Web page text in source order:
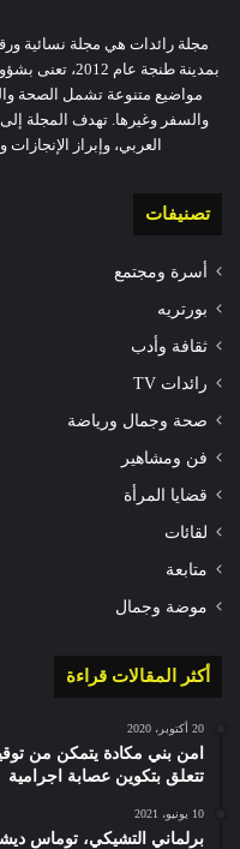
مجلة رائدات هي مجلة نسائية
بمدينة طنجة
مواضيع متنوعة تشمل الصحة
والسفر وغيرها. تهدف المجلة إلى
العربي، وإبراز
تصنيفات
أسرة ومجتمع
بورتريه
ثقافة وأدب
رائدات TV
صحة وجمال ورياضة
فن ومشاهير
قضايا المرأة
لقائات
متابعة
موضة وجمال
أكثر المقالات قراءة
20 أكتوبر، 2020
امن بني مكادة يتمكن من
تتعلق بتكوين عصابة اجرامية
10 يونيو، 2021
برلماني التشيكي، توماس